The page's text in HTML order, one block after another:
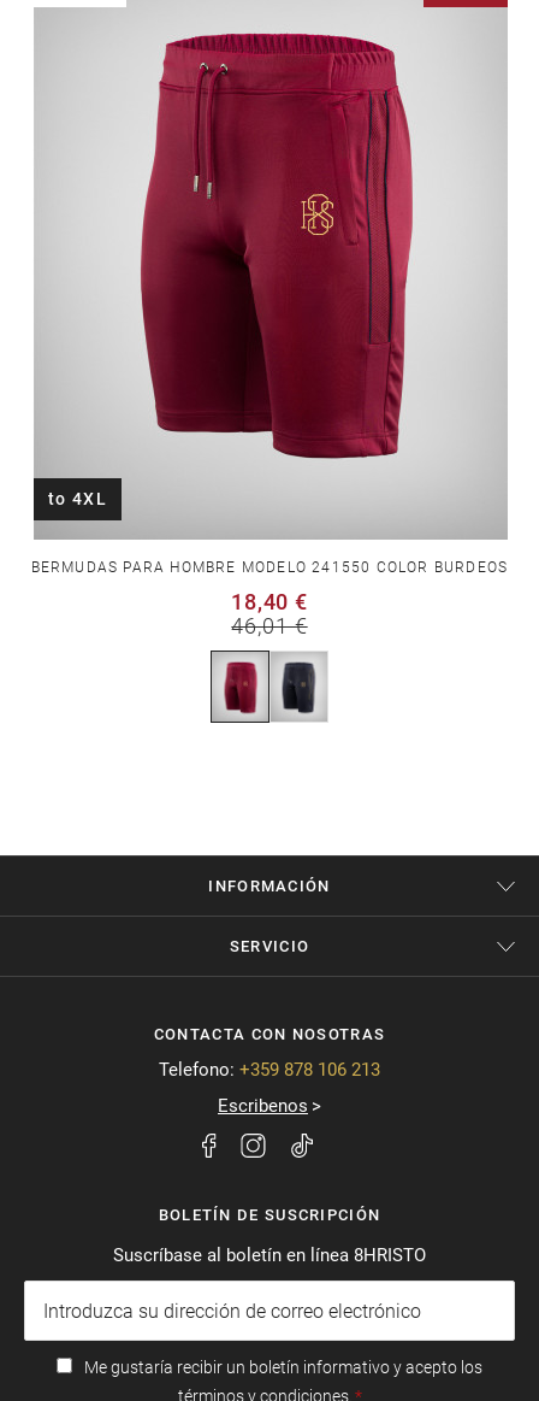
to 4XL
BERMUDAS PARA HOMBRE MODELO 241550 COLOR BURDEOS
18,40 €
46,01 €
INFORMACIÓN
SERVICIO
CONTACTA CON NOSOTRAS
Telefono: +359 878 106 213
Escribenos
BOLETÍN DE SUSCRIPCIÓN
Suscríbase al boletín en línea 8HRISTO
Me gustaría recibir un boletín informativo y acepto los
términos y condiciones.